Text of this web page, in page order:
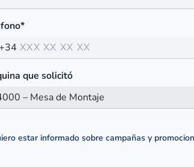
+34
que solicitó
estar informado sobre campañas y